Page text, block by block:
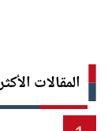
المقالات